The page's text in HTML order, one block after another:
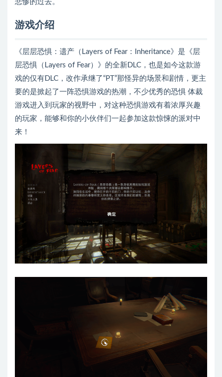
悲惨的过去。
游戏介绍
《层层恐惧：遗产（Layers of Fear：Inheritance》是《层
层恐惧（Layers of Fear）》的全新DLC，也是如今这款游
戏的仅有DLC，改作承继了“PT”那怪异的场景和剧情，更主
要的是掀起了一阵恐惧游戏的热潮，不少优秀的恐惧 体裁
游戏进入到玩家的视野中，对这种恐惧游戏有着浓厚兴趣
的玩家，能够和你的小伙伴们一起参加这款惊悚的派对中
来！